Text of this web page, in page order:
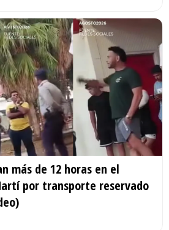
más de 12 horas en el
por transporte reservado